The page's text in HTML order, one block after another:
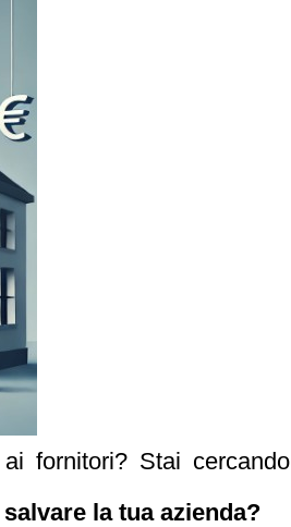
fornitori? Stai cercando
la tua azienda?